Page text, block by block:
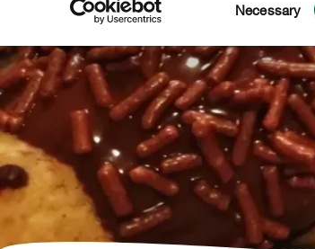
Selection
Necessary